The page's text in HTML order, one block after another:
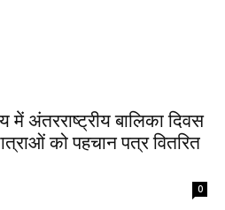
में अंतरराष्ट्रीय बालिका दिवस
को पहचान पत्र वितरित
0